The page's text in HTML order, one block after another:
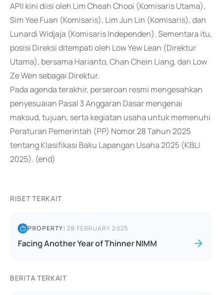
APII kini diisi oleh Lim Cheah Chooi (Komisaris Utama),
Sim Yee Fuan (Komisaris), Lim Jun Lin (Komisaris), dan
Lunardi Widjaja (Komisaris Independen). Sementara itu,
posisi Direksi ditempati oleh Low Yew Lean (Direktur
Utama), bersama Harianto, Chan Chein Liang, dan Low
Ze Wen sebagai Direktur.
Pada agenda terakhir, perseroan resmi mengesahkan
penyesuaian Pasal 3 Anggaran Dasar mengenai
maksud, tujuan, serta kegiatan usaha untuk memenuhi
Peraturan Pemerintah (PP) Nomor 28 Tahun 2025
tentang Klasifikasi Baku Lapangan Usaha 2025 (KBLI
2025). (end)
RISET TERKAIT
PROPERTY|28 FEBRUARY 2025
Facing Another Year of Thinner NIMM
BERITA TERKAIT